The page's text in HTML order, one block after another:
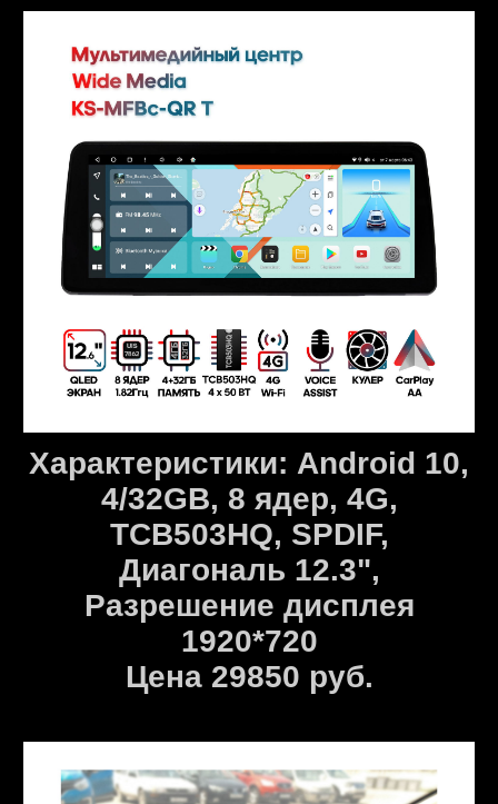
Характеристики: Android 10,
4/32GB, 8 ядер, 4G,
TCB503HQ, SPDIF,
Диагональ 12.3",
Разрешение дисплея
1920*720
Цена 29850 руб.